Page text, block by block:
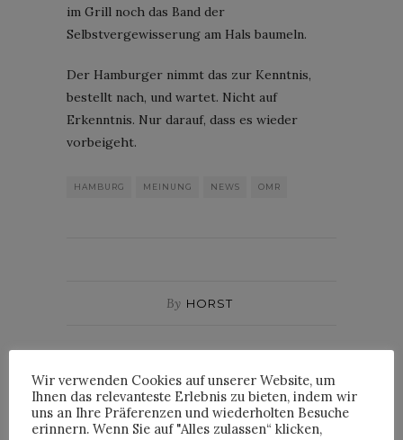
im Grill noch das Band der
Selbstvergewisserung am Hals baumeln.
Der Hamburger nimmt das zur Kenntnis,
bestellt nach, und wartet. Nicht auf
Erkenntnis. Nur darauf, dass es wieder
vorbeigeht.
HAMBURG MEINUNG NEWS OMR
By HORST
HORST
Wir verwenden Cookies auf unserer Website, um
Ihnen das relevanteste Erlebnis zu bieten, indem wir
uns an Ihre Präferenzen und wiederholten Besuche
erinnern. Wenn Sie auf "Alles zulassen“ klicken,